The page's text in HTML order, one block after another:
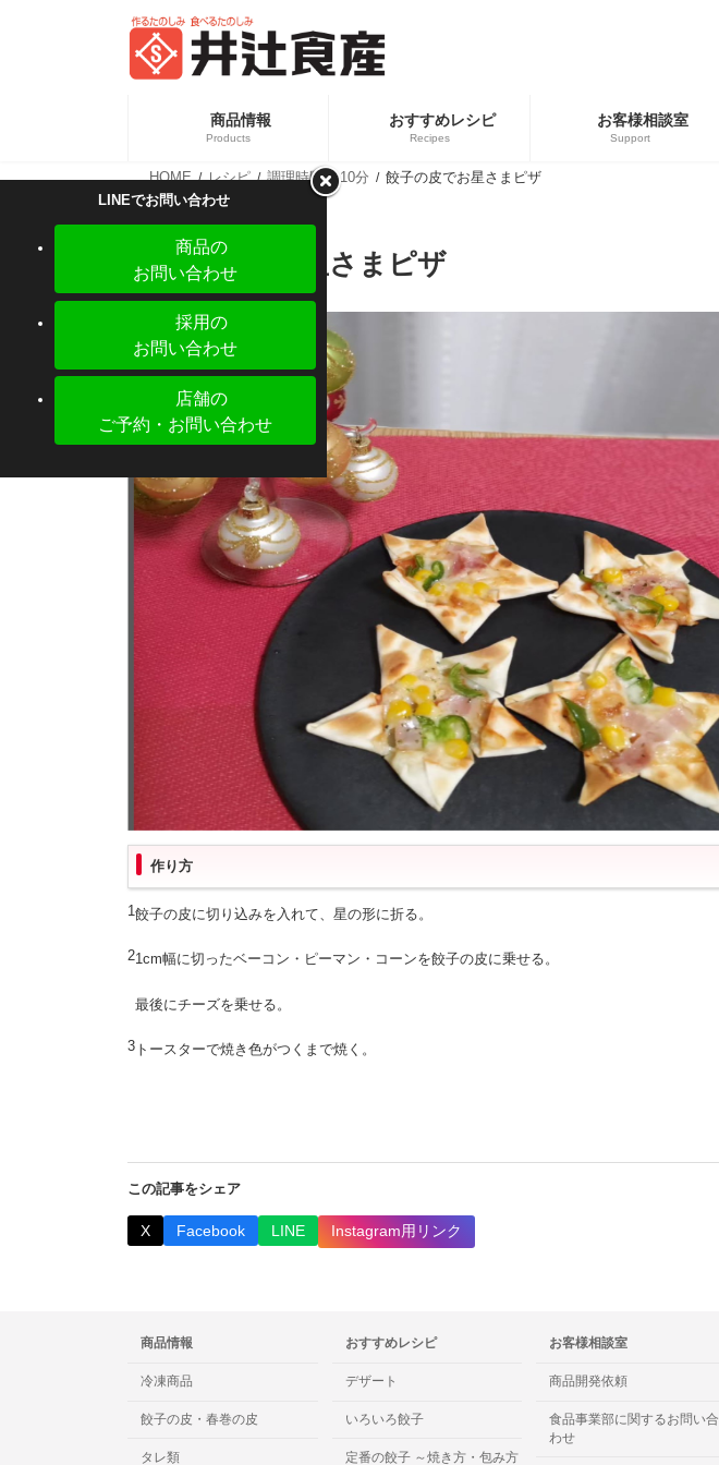
プ
動
商品情報
Products
おすすめレシピ
Recipes
お客様相談室
Support
新商品情報
【新商品】ぎょうざの皮 大判 少量パック
HOME レシピ 調理時間 10分 餃子の皮でお星さまピザ
餃子の皮でお星さまピザ
作り方
1餃子の皮に切り込みを入れて、星の形に折る。
21cm幅に切ったベーコン・ピーマン・コーンを餃子の皮に乗せる。
最後にチーズを乗せる。
3 トースターで焼き色がつくまで焼く。
この記事をシェア
X Facebook LINE Instagram用リンク
商品情報
冷凍商品
餃子の皮・春巻の皮
タレ類
おすすめレシピ
デザート
いろいろ餃子
定番の餃子 ～焼き方・包み方
お客様相談室
商品開発依頼
食品事業部に関するお問い合
わせ
LINEでお問い合わせ
商品の
お問い合わせ
採用の
お問い合わせ
店舗の
ご予約・お問い合わせ